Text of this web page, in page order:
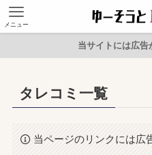
メニュー
当サイトには広告
タレコミ一覧
当ページのリンクには広